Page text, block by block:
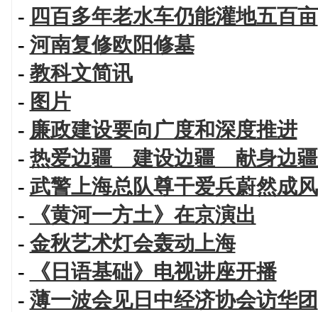
- 四百多年老水车仍能灌地五百亩
- 河南复修欧阳修墓
- 教科文简讯
- 图片
- 廉政建设要向广度和深度推进
- 热爱边疆 建设边疆 献身边疆
- 武警上海总队尊干爱兵蔚然成风
-
《黄河一方土》在京演出
- 金秋艺术灯会轰动上海
-
《日语基础》电视讲座开播
- 薄一波会见日中经济协会访华团